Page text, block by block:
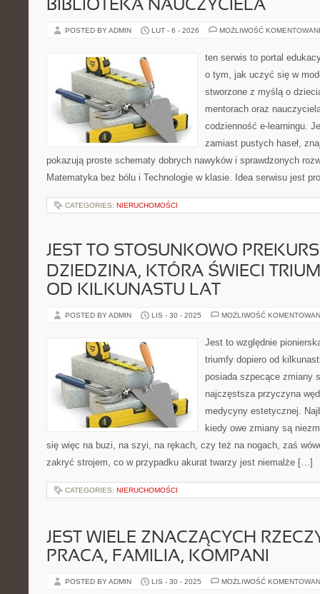
BIBLIOTEKA NAUCZYCIELA
POSTED BY ADMIN LUT - 6 - 2026 MOŻLIWOŚĆ
ten serwis to portal
o tym, jak uczyć się w
stworzone z myślą o
mentorach oraz
codzienność e-learningu.
zamiast pustych haseł,
pokazują proste schematy dobrych nawyków i sprawdzonych
Matematyka bez bólu i Technologie w klasie. Idea serwisu jest
CATEGORIES: NIERUCHOMOŚCI
JEST TO STOSUNKOWO
DZIEDZINA, KTÓRA ŚWIECI
OD KILKUNASTU LAT
POSTED BY ADMIN LIS - 30 - 2025 MOŻLIWOŚĆ
Jest to względnie
triumfy dopiero od
posiada szpecące zmiany
najczęstsza przyczyna
medycyny estetycznej.
kiedy owe zmiany są
się więc na buzi, na szyi, na rękach, czy też na nogach, zaś
zakryć strojem, co w przypadku akurat twarzy jest niemalże […]
CATEGORIES: NIERUCHOMOŚCI
JEST WIELE ZNACZĄCYCH
PRACA, FAMILIA, KOMPANI
POSTED BY ADMIN LIS - 30 - 2025 MOŻLIWOŚĆ